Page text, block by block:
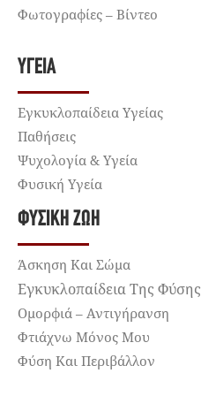
Φωτογραφίες – Βίντεο
ΥΓΕΊΑ
Εγκυκλοπαίδεια Υγείας
Παθήσεις
Ψυχολογία & Υγεία
Φυσική Υγεία
ΦΥΣΙΚΉ ΖΩΉ
Άσκηση Και Σώμα
Εγκυκλοπαίδεια Της Φύσης
Ομορφιά – Αντιγήρανση
Φτιάχνω Μόνος Μου
Φύση Και Περιβάλλον